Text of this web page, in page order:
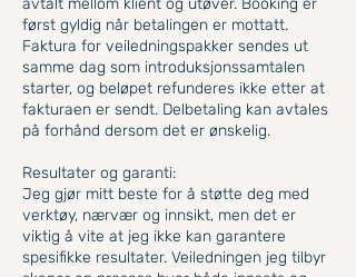
avtalt mellom klient og utøver. Booking er
først gyldig når betalingen er mottatt.
Faktura for veiledningspakker sendes ut
samme dag som introduksjonssamtalen
starter, og beløpet refunderes ikke etter at
fakturaen er sendt. Delbetaling kan avtales
på forhånd dersom det er ønskelig.
Resultater og garanti:
Jeg gjør mitt beste for å støtte deg med
verktøy, nærvær og innsikt, men det er
viktig å vite at jeg ikke kan garantere
spesifikke resultater. Veiledningen jeg tilbyr